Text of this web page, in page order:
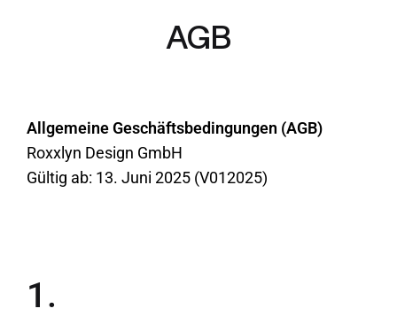
AGB
Allgemeine Geschäftsbedingungen (AGB)
Roxxlyn Design GmbH
Gültig ab: 13. Juni 2025 (V012025)
1.